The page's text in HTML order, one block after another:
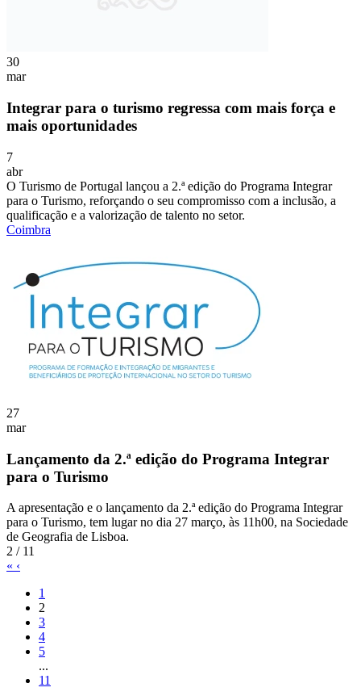
30
mar
Integrar para o turismo regressa com mais força e
mais oportunidades
7
abr
O Turismo de Portugal lançou a 2.ª edição do Programa Integrar
para o Turismo, reforçando o seu compromisso com a inclusão, a
qualificação e a valorização de talento no setor.
Coimbra
27
mar
Lançamento da 2.ª edição do Programa Integrar
para o Turismo
A apresentação e o lançamento da 2.ª edição do Programa Integrar
para o Turismo, tem lugar no dia 27 março, às 11h00, na Sociedade
de Geografia de Lisboa.
2 / 11
« ‹
1
2
3
4
5
...
11